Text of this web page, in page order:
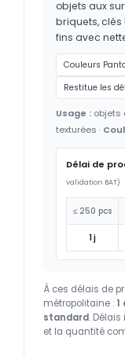
objets aux
briquets, clés
fins avec
Couleurs
Restitue les
Usage : objets
texturées ·
Délai de
validation BAT)
≤ 250 pcs
1 j
À ces délais de
métropolitaine : 1
standard.
et la quantité